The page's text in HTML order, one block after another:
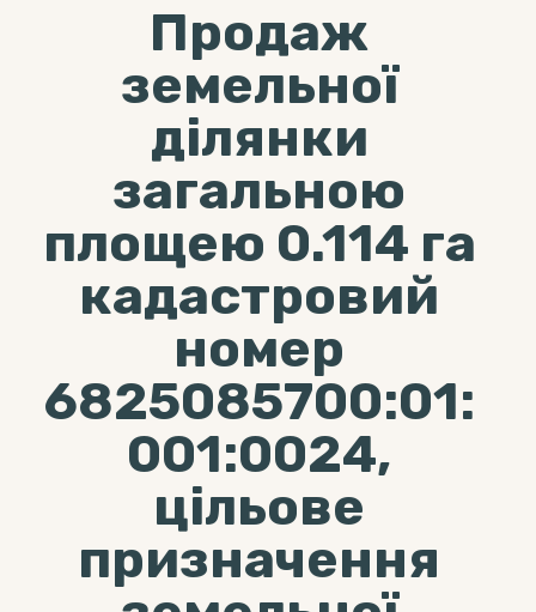
Продаж
земельної
ділянки
загальною
площею 0.114 га
кадастровий
номер
6825085700:01:
001:0024,
цільове
призначення